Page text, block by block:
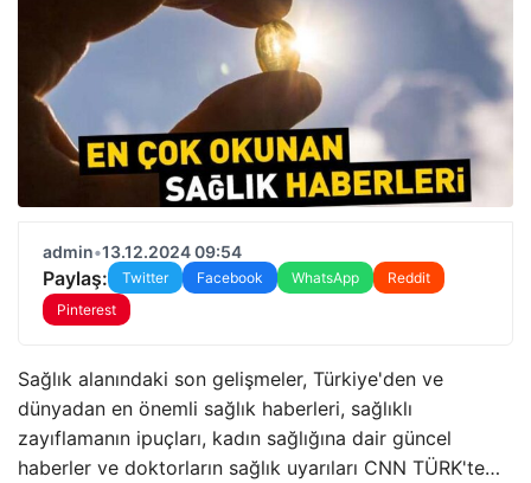
admin•13.12.2024 09:54
Paylaş: Twitter Facebook WhatsApp
Reddit
Pinterest
Sağlık alanındaki son gelişmeler, Türkiye'den ve
dünyadan en önemli sağlık haberleri, sağlıklı
zayıflamanın ipuçları, kadın sağlığına dair güncel
haberler ve doktorların sağlık uyarıları CNN TÜRK'te…